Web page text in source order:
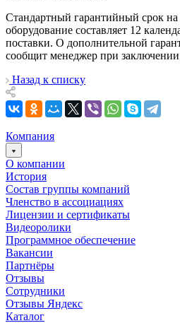
Стандартный гарантийный срок на
оборудование составляет 12
поставки. О дополнительной
сообщит менеджер при заключении
Назад к списку
Компания
О компании
История
Состав группы компаний
Членство в ассоциациях
Лицензии и сертификаты
Видеоролики
Программное обеспечение
Вакансии
Партнёры
Отзывы
Сотрудники
Отзывы Яндекс
Каталог